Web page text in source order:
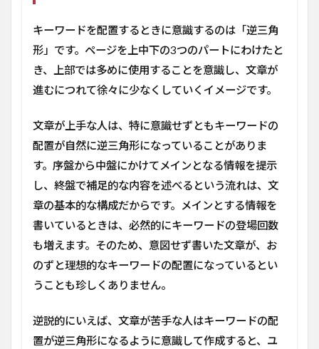
キーワードを配置するときに意識するのは「逆三角
形」です。ページを上中下の3つのパートにわけたと
き、上部では多めに使用することを意識し、文章が
進むにつれて徐々に少なくしていくイメージです。
文章が上手な人は、特に意識せずともキーワードの
配置が自然に逆三角形になっていることがありま
す。序盤から中盤にかけてメインとなる情報を提示
し、終盤で補足的な内容を述べるという流れは、文
章の基本的な構成だからです。メインとする情報を
書いているときは、必然的にキーワードの登場回数
も増えます。そのため、意図せず書いた文章が、お
のずと理想的なキーワードの配置になっているとい
うことも珍しくありません。
逆説的にいえば、文章が苦手な人はキーワードの配
置が逆三角形になるように意識して作成すると、ユ